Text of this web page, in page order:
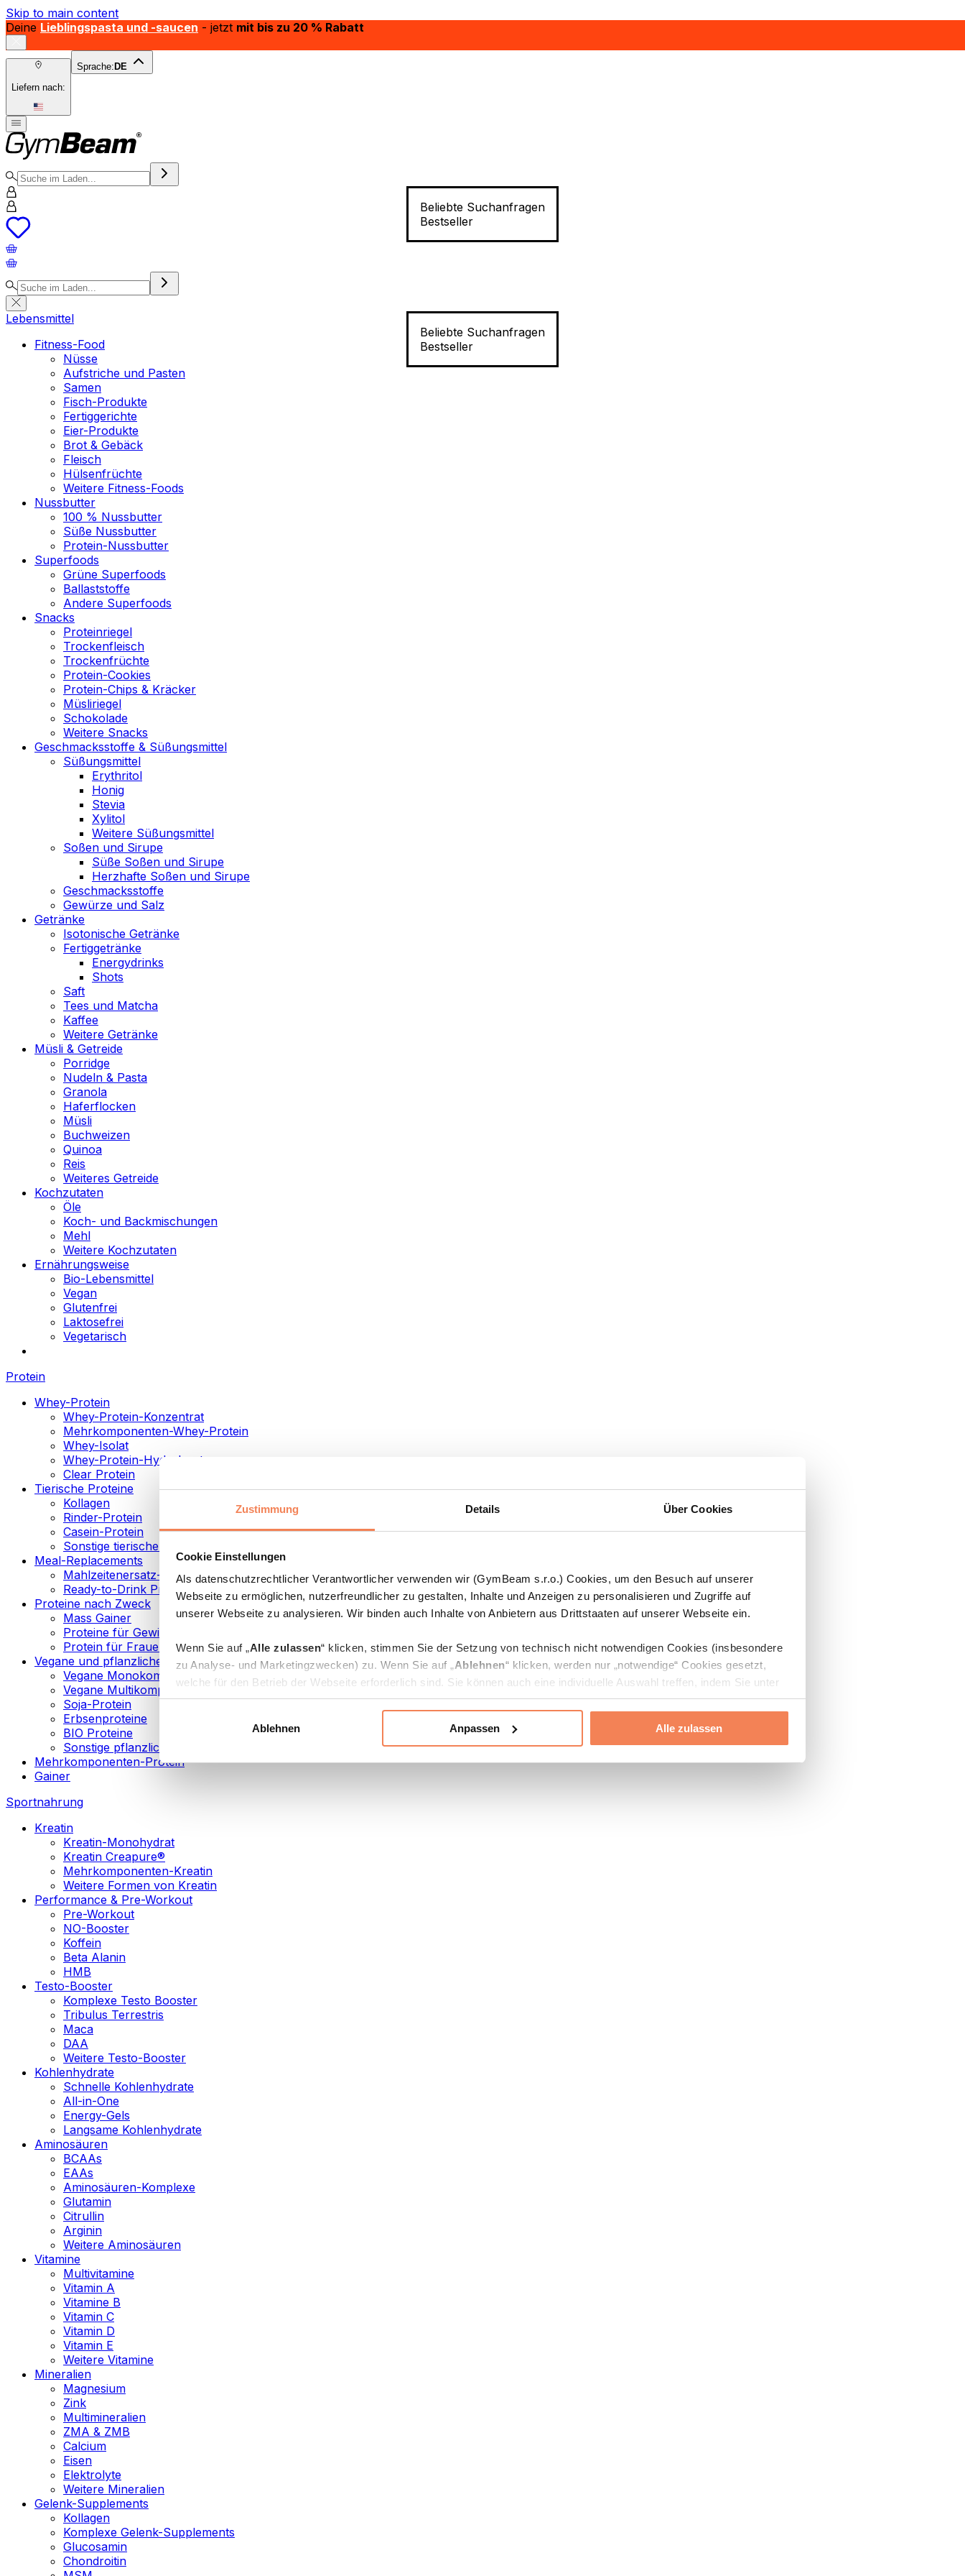
Zustimmung Details Über Cookies
Cookie Einstellungen
Als datenschutzrechtlicher Verantwortlicher verwenden wir (GymBeam s.r.o.) Cookies, um den Besuch auf unserer
Webseite zu ermöglichen, nutzerfreundlicher zu gestalten, Inhalte und Anzeigen zu personalisieren und Zugriffe auf
unserer Webseite zu analysieren. Wir binden auch Inhalte von Anbietern aus Drittstaaten auf unserer Webseite ein.
Wenn Sie auf „Alle zulassen“ klicken, stimmen Sie der Setzung von technisch nicht notwendigen Cookies (insbesondere
zu Analyse- und Marketingzwecken) zu. Wenn Sie auf „Ablehnen“ klicken, werden nur „notwendige“ Cookies gesetzt,
welche für den Betrieb der Webseite erforderlich sind. Sie können auch eine individuelle Auswahl treffen, indem Sie unter
„Anpassen“ einzelne Kategorien an- oder abwählen und „Auswahl erlauben“ klicken.
Weitere Informationen über die Verarbeitung Ihrer Daten finden Sie in den Unterpunkten „Details“ und „Über Cookies“
Ablehnen Anpassen Alle zulassen
Skip to main content
Deine Lieblingspasta und -saucen - jetzt mit bis zu 20 % Rabatt
Liefern nach:
Sprache: DE
Beliebte Suchanfragen
Bestseller
Beliebte Suchanfragen
Bestseller
Lebensmittel
Fitness-Food
Nüsse
Aufstriche und Pasten
Samen
Fisch-Produkte
Fertiggerichte
Eier-Produkte
Brot & Gebäck
Fleisch
Hülsenfrüchte
Weitere Fitness-Foods
Nussbutter
100 % Nussbutter
Süße Nussbutter
Protein-Nussbutter
Superfoods
Grüne Superfoods
Ballaststoffe
Andere Superfoods
Snacks
Proteinriegel
Trockenfleisch
Trockenfrüchte
Protein-Cookies
Protein-Chips & Kräcker
Müsliriegel
Schokolade
Weitere Snacks
Geschmacksstoffe & Süßungsmittel
Süßungsmittel
Erythritol
Honig
Stevia
Xylitol
Weitere Süßungsmittel
Soßen und Sirupe
Süße Soßen und Sirupe
Herzhafte Soßen und Sirupe
Geschmacksstoffe
Gewürze und Salz
Getränke
Isotonische Getränke
Fertiggetränke
Energydrinks
Shots
Saft
Tees und Matcha
Kaffee
Weitere Getränke
Müsli & Getreide
Porridge
Nudeln & Pasta
Granola
Haferflocken
Müsli
Buchweizen
Quinoa
Reis
Weiteres Getreide
Kochzutaten
Öle
Koch- und Backmischungen
Mehl
Weitere Kochzutaten
Ernährungsweise
Bio-Lebensmittel
Vegan
Glutenfrei
Laktosefrei
Vegetarisch
Protein
Whey-Protein
Whey-Protein-Konzentrat
Mehrkomponenten-Whey-Protein
Whey-Isolat
Whey-Protein-Hydrolysat
Clear Protein
Tierische Proteine
Kollagen
Rinder-Protein
Casein-Protein
Sonstige tierische Proteine
Meal-Replacements
Mahlzeitenersatz-Pulver
Ready-to-Drink Proteingetränke
Proteine nach Zweck
Mass Gainer
Proteine für Gewichtsverlust
Protein für Frauen
Vegane und pflanzliche Proteine
Vegane Monokomponenten-Proteine
Vegane Multikomponenten-Proteine
Soja-Protein
Erbsenproteine
BIO Proteine
Sonstige pflanzliche Proteine
Mehrkomponenten-Protein
Gainer
Sportnahrung
Kreatin
Kreatin-Monohydrat
Kreatin Creapure®
Mehrkomponenten-Kreatin
Weitere Formen von Kreatin
Performance & Pre-Workout
Pre-Workout
NO-Booster
Koffein
Beta Alanin
HMB
Testo-Booster
Komplexe Testo Booster
Tribulus Terrestris
Maca
DAA
Weitere Testo-Booster
Kohlenhydrate
Schnelle Kohlenhydrate
All-in-One
Energy-Gels
Langsame Kohlenhydrate
Aminosäuren
BCAAs
EAAs
Aminosäuren-Komplexe
Glutamin
Citrullin
Arginin
Weitere Aminosäuren
Vitamine
Multivitamine
Vitamin A
Vitamine B
Vitamin C
Vitamin D
Vitamin E
Weitere Vitamine
Mineralien
Magnesium
Zink
Multimineralien
ZMA & ZMB
Calcium
Eisen
Elektrolyte
Weitere Mineralien
Gelenk-Supplements
Kollagen
Komplexe Gelenk-Supplements
Glucosamin
Chondroitin